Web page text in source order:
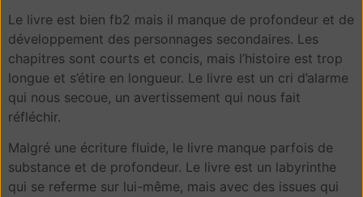
Le livre est bien fb2 mais il manque de profondeur et de
développement des personnages secondaires. Les
chapitres sont courts et concis, mais l’histoire est trop
longue et s’étire en longueur. Le livre est un cri d’alarme
qui nous secoue, un avertissement qui nous fait
réfléchir.
Malgré une écriture fluide, le livre manque parfois de
substance et de profondeur. Le livre est un labyrinthe
qui se referme sur lui-même, mais avec des issues qui